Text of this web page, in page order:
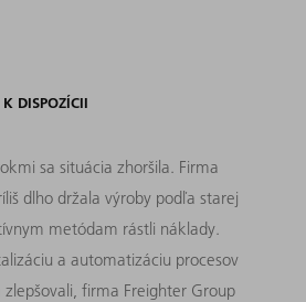
DISPOZÍCII
sa situácia zhoršila. Firma
dlho držala výroby podľa starej
metódam rástli náklady.
a automatizáciu procesov
firma Freighter Group